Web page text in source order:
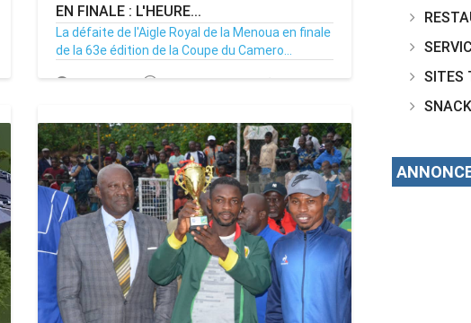
EN FINALE : L'HEURE...
La défaite de l'Aigle Royal de la Menoua en finale
de la 63e édition de la Coupe du Camero...
30/09/24 Par MenouActu 0
SITES